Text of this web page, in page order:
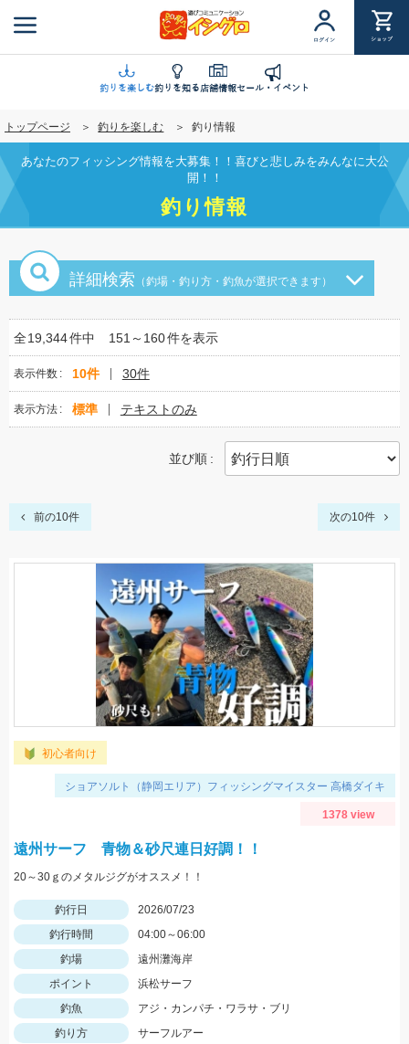
ン
に
移
動
ログイン ショップ
釣りを楽しむ釣りを知る店舗情報セール・イベント
トップページ 釣りを楽しむ 釣り情報
あなたのフィッシング情報を大募集！！喜びと悲しみをみんなに大公
開！！
釣り情報
詳細検索 （釣場・釣り方・釣魚が選択できます）
全19,344件中 151～160件を表示
表示件数 10件 30件
表示方法 標準 テキストのみ
並び順
前の10件 次の10件
初心者向け
ショアソルト（静岡エリア）フィッシングマイスター 高橋ダイキ
1378 view
遠州サーフ 青物＆砂尺連日好調！！
20～30ｇのメタルジグがオススメ！！
釣行日
2026/07/23
釣行時間
04:00～06:00
釣場
遠州灘海岸
ポイント
浜松サーフ
釣魚
アジ・カンパチ・ワラサ・ブリ
釣り方
サーフルアー